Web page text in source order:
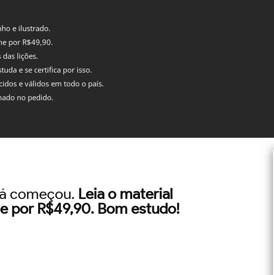
e ilustrado.
por R$49,90.
lições.
e se certifica por isso.
e válidos em todo o país.
no pedido.
começou. Leia o material
por R$49,90. Bom estudo!